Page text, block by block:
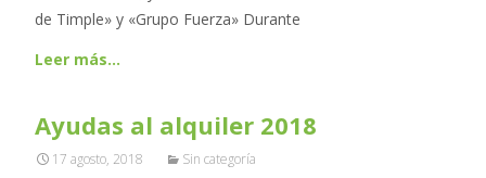
de Timple» y «Grupo Fuerza» Durante
Leer más…
Ayudas al alquiler 2018
17 agosto, 2018 Sin categoría